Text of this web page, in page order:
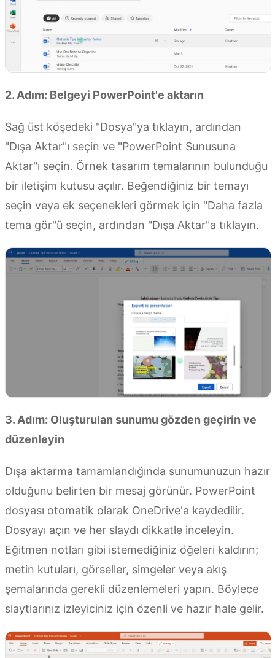
2. Adım: Belgeyi PowerPoint'e aktarın
Sağ üst köşedeki "Dosya"ya tıklayın, ardından
"Dışa Aktar"ı seçin ve "PowerPoint Sunusuna
Aktar"ı seçin. Örnek tasarım temalarının bulunduğu
bir iletişim kutusu açılır. Beğendiğiniz bir temayı
seçin veya ek seçenekleri görmek için "Daha fazla
tema gör"ü seçin, ardından "Dışa Aktar"a tıklayın.
3. Adım: Oluşturulan sunumu gözden geçirin ve
düzenleyin
Dışa aktarma tamamlandığında sunumunuzun hazır
olduğunu belirten bir mesaj görünür. PowerPoint
dosyası otomatik olarak OneDrive'a kaydedilir.
Dosyayı açın ve her slaydı dikkatle inceleyin.
Eğitmen notları gibi istemediğiniz öğeleri kaldırın;
metin kutuları, görseller, simgeler veya akış
şemalarında gerekli düzenlemeleri yapın. Böylece
slaytlarınız izleyiciniz için özenli ve hazır hale gelir.